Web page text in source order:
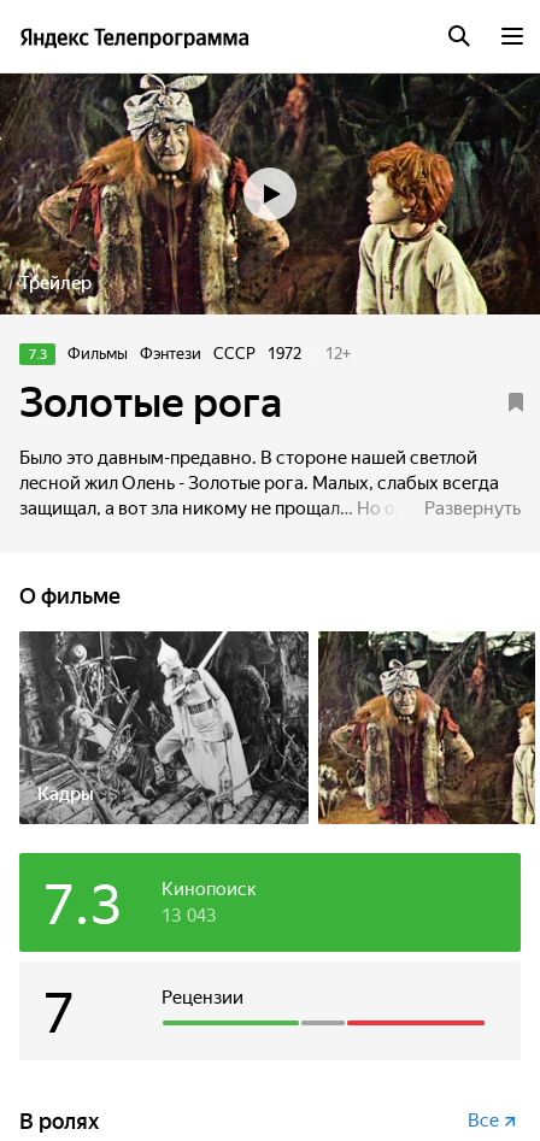
Трейлер
7.3 Фильмы Фэнтези СССР 1972 12+
Золотые рога
Было это давным-предавно. В стороне нашей светлой
лесной жил Олень - Золотые рога. Малых, слабых всегда
защищал, а вот зла никому не прощал… Но однажды в
Их мать отправляется на поиски. Сказочный олень
Золотые Рога дарит ей волшебный перстень, который
поможет в дальнем и опасном пути...
Развернуть
О фильме
Кадры
Кинопоиск
7.3 13 043
Рецензии
7
В ролях Все